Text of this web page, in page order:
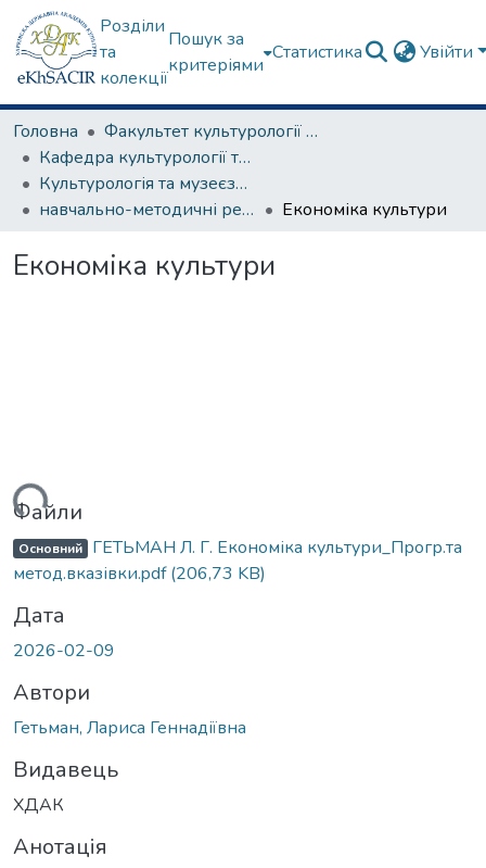
Розділи
та
колекції
Пошук за
критеріями
Статистика Увійти
Головна
Факультет культурології та соціальних комунікацій
Кафедра культурології та музеєзнавства
Культурологія та музеєзнавство
навчально-методичні рекомендації, програми дисциплін
Економіка культури
Економіка культури
Файли
Основний ГЕТЬМАН Л. Г. Економіка культури_Прогр.та
метод.вказівки.pdf(206,73 KB)
Дата
2026-02-09
Автори
Гетьман, Лариса Геннадіївна
Видавець
ХДАК
Анотація